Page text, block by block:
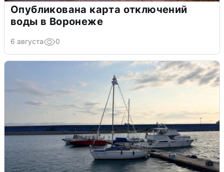
Опубликована карта отключений
воды в Воронеже
6 августа 0